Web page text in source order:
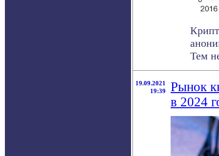
Тем
19.09.2021
19:39
Рынок
в 2024